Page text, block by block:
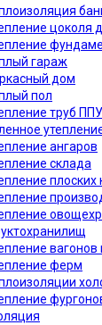
цоколя
гараж
дом
пол
труб ППУ
ангаров
склада
плоских
вагонов
ферм